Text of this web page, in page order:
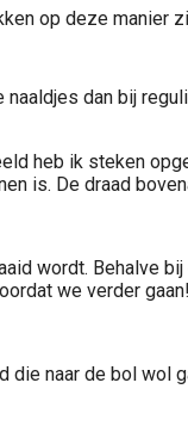
op deze manier
dan bij
heb ik steken
is. De draad
wordt. Behalve
we verder gaan!
die naar de bol wol